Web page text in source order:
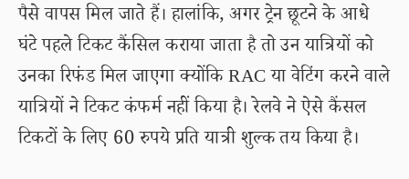
पैसे वापस मिल जाते हैं। हालांकि, अगर ट्रेन छूटने के आधे
घंटे पहले टिकट कैंसिल कराया जाता है तो उन यात्रियों को
उनका रिफंड मिल जाएगा क्योंकि RAC या वेटिंग करने वाले
यात्रियों ने टिकट कंफर्म नहीं किया है। रेलवे ने ऐसे कैंसल
टिकटों के लिए 60 रुपये प्रति यात्री शुल्क तय किया है।